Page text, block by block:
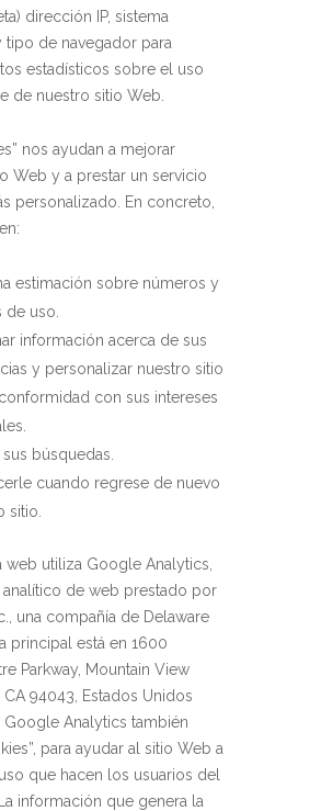
dirección IP, sistema
tipo de navegador para
estadísticos sobre el uso
de nuestro sitio Web.
nos ayudan a mejorar
Web y a prestar un servicio
personalizado. En concreto,
estimación sobre números y
de uso.
información acerca de sus
y personalizar nuestro sitio
con sus intereses
búsquedas.
cuando regrese de nuevo
sitio.
web utiliza Google Analytics,
analítico de web prestado por
una compañía de Delaware
principal está en 1600
Parkway, Mountain View
CA 94043, Estados Unidos
Google Analytics también
para ayudar al sitio Web a
que hacen los usuarios del
información que genera la